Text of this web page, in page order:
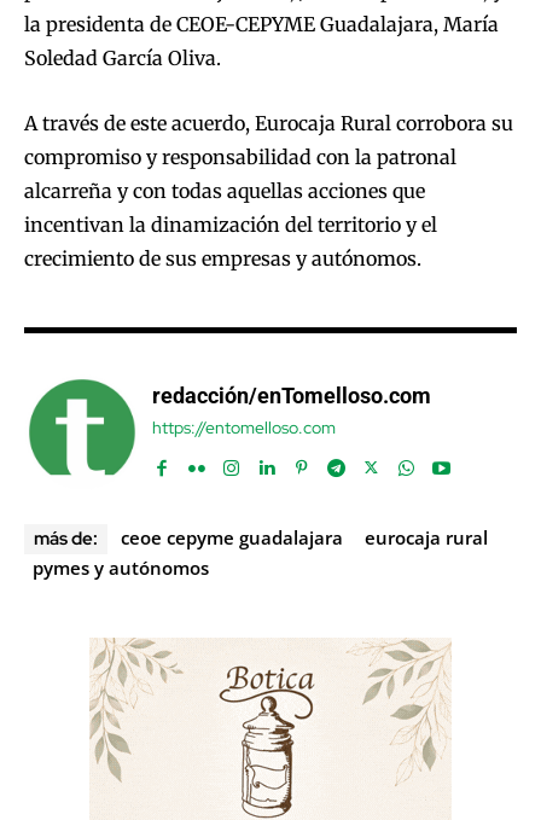
la presidenta de CEOE-CEPYME Guadalajara, María
Soledad García Oliva.
A través de este acuerdo, Eurocaja Rural corrobora su
compromiso y responsabilidad con la patronal
alcarreña y con todas aquellas acciones que
incentivan la dinamización del territorio y el
crecimiento de sus empresas y autónomos.
redacción/enTomelloso.com
https://entomelloso.com
más de: ceoe cepyme guadalajara
eurocaja rural
pymes y autónomos